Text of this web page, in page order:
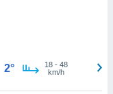
2° 18- 48
km/h